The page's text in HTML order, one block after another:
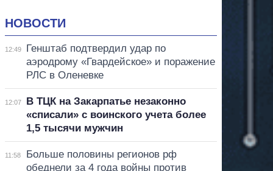
НОВОСТИ
12:49
Генштаб подтвердил удар по
аэродрому «Гвардейское» и поражение
РЛС в Оленевке
12:07
В ТЦК на Закарпатье незаконно
«списали» с воинского учета более
1,5 тысячи мужчин
11:58
Больше половины регионов рф
обеднели за 4 года войны против